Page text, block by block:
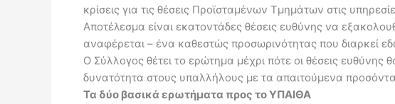
κρίσεις για τις θέσεις Προϊσταμένων Τμημάτων στις
Αποτέλεσμα είναι εκατοντάδες θέσεις ευθύνης να
αναφέρεται – ένα καθεστώς προσωρινότητας που διαρκεί
Ο Σύλλογος θέτει το ερώτημα μέχρι πότε οι θέσεις
δυνατότητα στους υπαλλήλους με τα απαιτούμενα
Τα δύο βασικά ερωτήματα προς το ΥΠΑΙΘΑ